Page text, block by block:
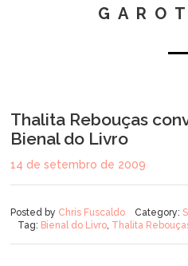
Thalita Rebouças
Bienal do Livro
14 de setembro de 2009
Posted by Chris Fuscaldo Category:
Tag: Bienal do Livro, Thalita